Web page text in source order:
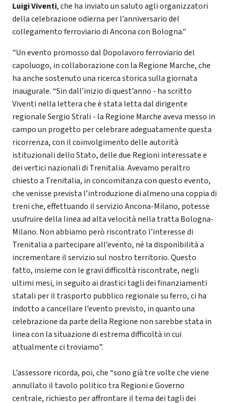
Luigi Viventi, che ha inviato un saluto agli organizzatori
della celebrazione odierna per l’anniversario del
collegamento ferroviario di Ancona con Bologna."
"Un evento promosso dal Dopolavoro ferroviario del
capoluogo, in collaborazione con la Regione Marche, che
ha anche sostenuto una ricerca storica sulla giornata
inaugurale. “Sin dall’inizio di quest’anno - ha scritto
Viventi nella lettera che è stata letta dal dirigente
regionale Sergio Strali - la Regione Marche aveva messo in
campo un progetto per celebrare adeguatamente questa
ricorrenza, con il coinvolgimento delle autorità
istituzionali dello Stato, delle due Regioni interessate e
dei vertici nazionali di Trenitalia. Avevamo peraltro
chiesto a Trenitalia, in concomitanza con questo evento,
che venisse prevista l’introduzione di almeno una coppia di
treni che, effettuando il servizio Ancona-Milano, potesse
usufruire della linea ad alta velocità nella tratta Bologna-
Milano. Non abbiamo però riscontrato l’interesse di
Trenitalia a partecipare all’evento, né la disponibilità a
incrementare il servizio sul nostro territorio. Questo
fatto, insieme con le gravi difficoltà riscontrate, negli
ultimi mesi, in seguito ai drastici tagli dei finanziamenti
statali per il trasporto pubblico regionale su ferro, ci ha
indotto a cancellare l’evento previsto, in quanto una
celebrazione da parte della Regione non sarebbe stata in
linea con la situazione di estrema difficoltà in cui
attualmente ci troviamo”.
L’assessore ricorda, poi, che “sono già tre volte che viene
annullato il tavolo politico tra Regioni e Governo
centrale, richiesto per affrontare il tema dei tagli dei